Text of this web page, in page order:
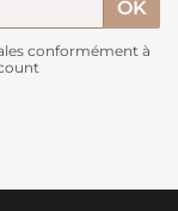
conformément à